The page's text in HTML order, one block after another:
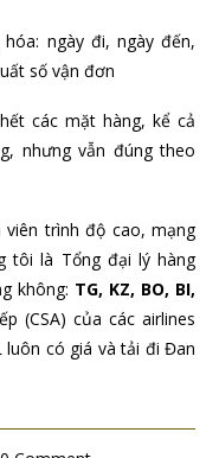
ngày đi, ngày đến,
số vận đơn
các mặt hàng, kể cả
nhưng vẫn đúng theo
trình độ cao, mạng
tôi là Tổng đại lý hàng
không: TG, KZ, BO, BI,
(CSA) của các airlines
luôn có giá và tải đi Đan